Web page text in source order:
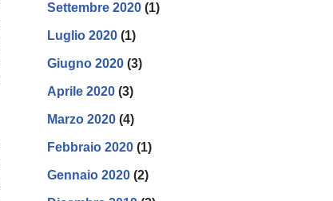
Settembre 2020(1)
Luglio 2020(1)
Giugno 2020(3)
Aprile 2020(3)
Marzo 2020(4)
Febbraio 2020(1)
Gennaio 2020(2)